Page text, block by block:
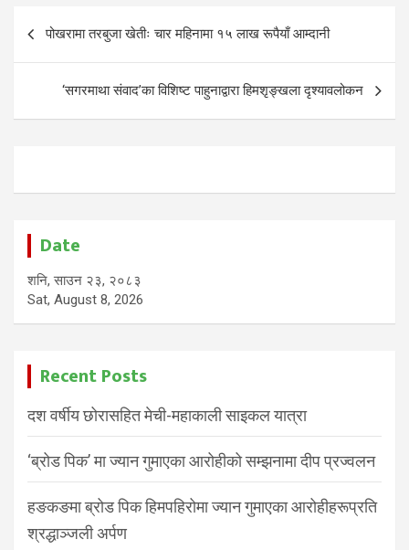
Post
navigation
पोखरामा तरबुजा खेतीः चार महिनामा १५ लाख रूपैयाँ आम्दानी
‘सगरमाथा संवाद’का विशिष्ट पाहुनाद्वारा हिमशृङ्खला दृश्यावलोकन
Date
शनि, साउन २३, २०८३
Sat, August 8, 2026
Recent Posts
दश वर्षीय छोरासहित मेची-महाकाली साइकल यात्रा
‘ब्रोड पिक’ मा ज्यान गुमाएका आरोहीको सम्झनामा दीप प्रज्वलन
हङकङमा ब्रोड पिक हिमपहिरोमा ज्यान गुमाएका आरोहीहरूप्रति
श्रद्धाञ्जली अर्पण